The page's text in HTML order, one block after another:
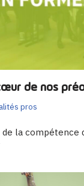
de nos
pros
la compétence